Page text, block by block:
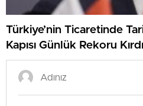
Türkiye’nin Ticaretinde
Kapısı Günlük Rekoru